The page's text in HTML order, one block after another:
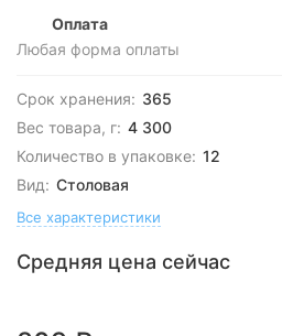
Оплата
Любая форма оплаты
Срок хранения: 365
Вес товара, г: 4 300
Количество в упаковке: 12
Вид: Столовая
Все характеристики
Средняя цена сейчас